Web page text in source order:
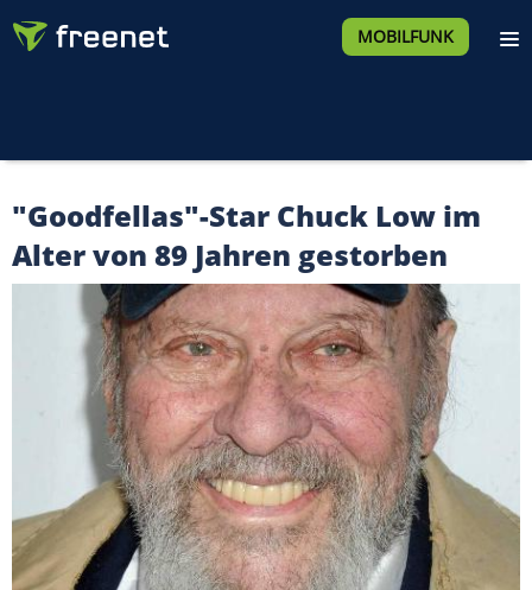
MOBILFUNK
"Goodfellas"-Star Chuck Low im
Alter von 89 Jahren gestorben